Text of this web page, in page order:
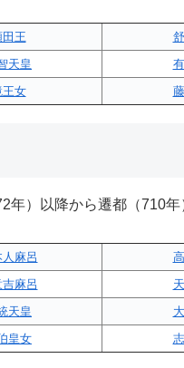
田王
天皇
王女
年）以降から遷都（710
麻呂
麻呂
天皇
皇女